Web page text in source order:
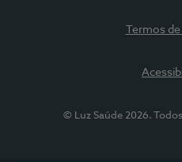
Termos
© Luz Saúde 2026.